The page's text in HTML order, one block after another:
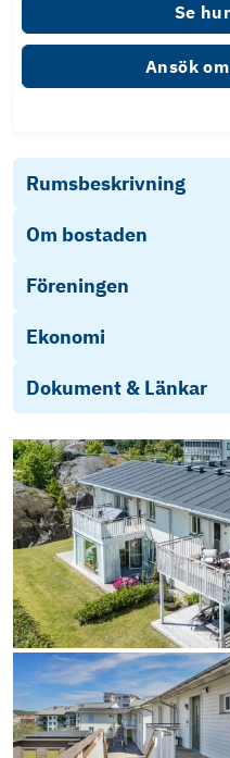
Se
Ansök
Rumsbeskrivning
Om bostaden
Föreningen
Ekonomi
Dokument & Länkar
Objektsbeskrivning